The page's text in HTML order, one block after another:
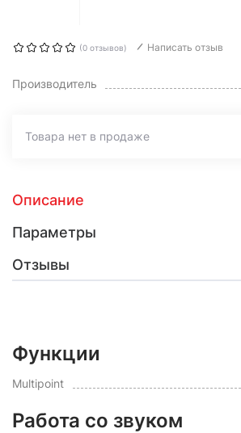
(0 отзывов) Написать отзыв
Производитель
Товара нет в продаже
Описание
Параметры
Отзывы
Функции
Multipoint
Работа со звуком